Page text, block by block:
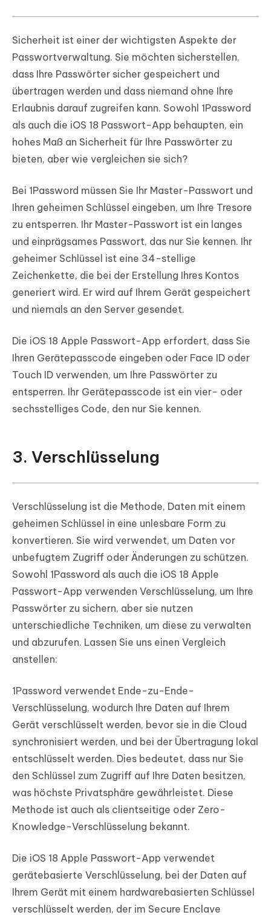
Sicherheit ist einer der wichtigsten Aspekte der
Passwortverwaltung. Sie möchten sicherstellen,
dass Ihre Passwörter sicher gespeichert und
übertragen werden und dass niemand ohne Ihre
Erlaubnis darauf zugreifen kann. Sowohl 1Password
als auch die iOS 18 Passwort-App behaupten, ein
hohes Maß an Sicherheit für Ihre Passwörter zu
bieten, aber wie vergleichen sie sich?
Bei 1Password müssen Sie Ihr Master-Passwort und
Ihren geheimen Schlüssel eingeben, um Ihre Tresore
zu entsperren. Ihr Master-Passwort ist ein langes
und einprägsames Passwort, das nur Sie kennen. Ihr
geheimer Schlüssel ist eine 34-stellige
Zeichenkette, die bei der Erstellung Ihres Kontos
generiert wird. Er wird auf Ihrem Gerät gespeichert
und niemals an den Server gesendet.
Die iOS 18 Apple Passwort-App erfordert, dass Sie
Ihren Gerätepasscode eingeben oder Face ID oder
Touch ID verwenden, um Ihre Passwörter zu
entsperren. Ihr Gerätepasscode ist ein vier- oder
sechsstelliges Code, den nur Sie kennen.
3. Verschlüsselung
Verschlüsselung ist die Methode, Daten mit einem
geheimen Schlüssel in eine unlesbare Form zu
konvertieren. Sie wird verwendet, um Daten vor
unbefugtem Zugriff oder Änderungen zu schützen.
Sowohl 1Password als auch die iOS 18 Apple
Passwort-App verwenden Verschlüsselung, um Ihre
Passwörter zu sichern, aber sie nutzen
unterschiedliche Techniken, um diese zu verwalten
und abzurufen. Lassen Sie uns einen Vergleich
anstellen:
1Password verwendet Ende-zu-Ende-
Verschlüsselung, wodurch Ihre Daten auf Ihrem
Gerät verschlüsselt werden, bevor sie in die Cloud
synchronisiert werden, und bei der Übertragung lokal
entschlüsselt werden. Dies bedeutet, dass nur Sie
den Schlüssel zum Zugriff auf Ihre Daten besitzen,
was höchste Privatsphäre gewährleistet. Diese
Methode ist auch als clientseitige oder Zero-
Knowledge-Verschlüsselung bekannt.
Die iOS 18 Apple Passwort-App verwendet
gerätebasierte Verschlüsselung, bei der Daten auf
Ihrem Gerät mit einem hardwarebasierten Schlüssel
verschlüsselt werden, der im Secure Enclave